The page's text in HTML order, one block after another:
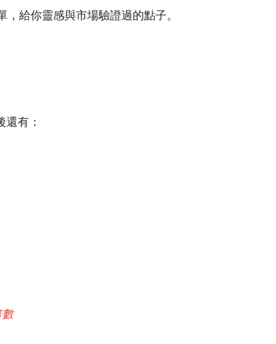
，給你靈感與市場驗證過的點子。
有：